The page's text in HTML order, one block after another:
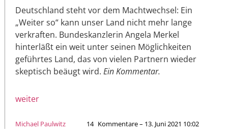
Deutschland steht vor dem Machtwechsel: Ein
„Weiter so“ kann unser Land nicht mehr lange
verkraften. Bundeskanzlerin Angela Merkel
hinterläßt ein weit unter seinen Möglichkeiten
geführtes Land, das von vielen Partnern wieder
skeptisch beäugt wird. Ein Kommentar.
weiter
Michael Paulwitz 14 Kommentare – 13. Juni 2021 10:02